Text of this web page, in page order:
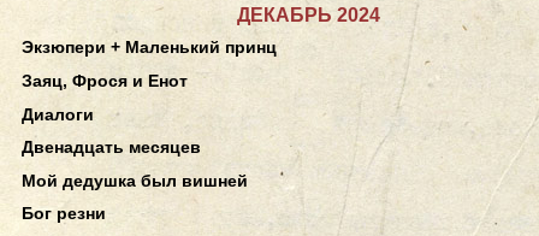
ДЕКАБРЬ 2024
Экзюпери + Маленький принц
Заяц, Фрося и Енот
Диалоги
Двенадцать месяцев
Мой дедушка был вишней
Бог резни